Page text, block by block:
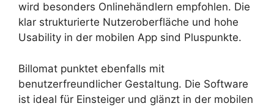
wird besonders Onlinehändlern empfohlen. Die
klar strukturierte Nutzeroberfläche und hohe
Usability in der mobilen App sind Pluspunkte.
Billomat punktet ebenfalls mit
benutzerfreundlicher Gestaltung. Die Software
ist ideal für Einsteiger und glänzt in der mobilen